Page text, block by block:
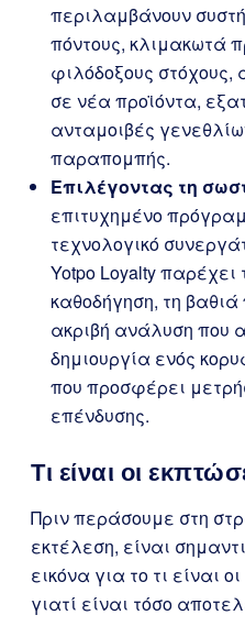
περιλαμβάνουν
πόντους, κλιμακωτά
φιλόδοξους στόχους,
σε νέα προϊόντα,
ανταμοιβές
παραπομπής.
Επιλέγοντας τη
επιτυχημένο
τεχνολογικό
Yotpo Loyalty παρέχει
καθοδήγηση, τη
ακριβή ανάλυση που
δημιουργία ενός
που προσφέρει
επένδυσης.
Τι είναι οι
Πριν περάσουμε στη
εκτέλεση, είναι
εικόνα για το τι είναι
γιατί είναι τόσο